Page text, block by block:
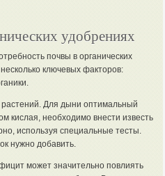
удобрениях
почвы в органических
ключевых факторов:
растений. Для дыни оптимальный
кислая, необходимо внести известь
используя специальные тесты.
нужно добавить.
может значительно повлиять